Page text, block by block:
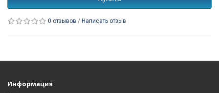
0 отзывов / Написать отзыв
Информация